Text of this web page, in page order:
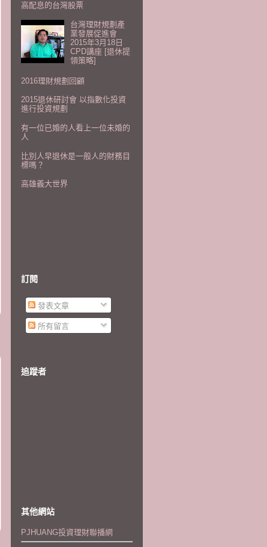
高配息的台灣股票
台灣理財規劃產
業發展促進會
2015年3月18日
CPD講座 [退休提
領策略]
2016理財規劃回顧
2015退休研討會 以指數化投資
進行投資規劃
有一位已婚的人看上一位未婚的
人
比別人早退休是一般人的財務目
標嗎？
高雄義大世界
訂閱
發表文章
所有留言
追蹤者
其他網站
PJHUANG投資理財聯播網